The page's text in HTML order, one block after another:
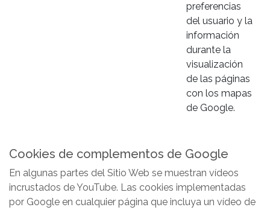
preferencias
del usuario y la
información
durante la
visualización
de las páginas
con los mapas
de Google.
Cookies de complementos de Google
En algunas partes del Sitio Web se muestran vídeos
incrustados de YouTube. Las cookies implementadas
por Google en cualquier página que incluya un vídeo de